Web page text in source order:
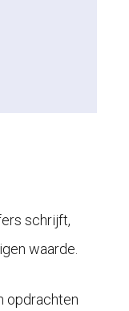
schrijft,
waarde.
opdrachten